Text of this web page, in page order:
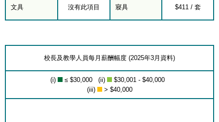
文具 沒有此項目 寢具 $411 / 套
校長及教學人員每月薪酬幅度 (2025年3月資料)
(i) ≤ $30,000 (ii)
$30,001 - $40,000
(iii)
> $40,000